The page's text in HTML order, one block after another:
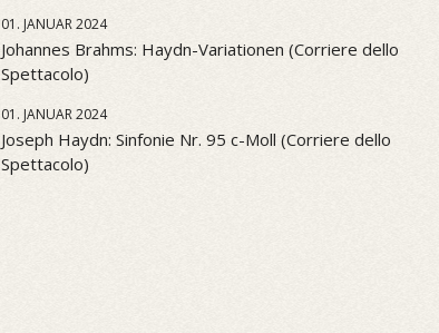
01. JANUAR 2024
Johannes Brahms: Haydn-Variationen (Corriere dello
Spettacolo)
01. JANUAR 2024
Joseph Haydn: Sinfonie Nr. 95 c-Moll (Corriere dello
Spettacolo)